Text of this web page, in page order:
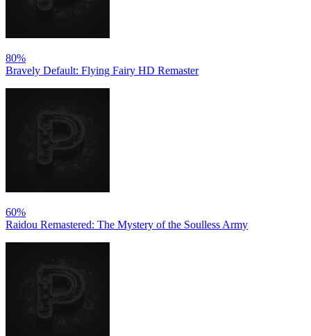
80%
Bravely Default: Flying Fairy HD Remaster
60%
Raidou Remastered: The Mystery of the Soulless Army